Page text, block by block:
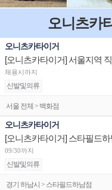
오니츠카
오니츠카타이거
[오니츠카타이거] 서울지역
채용시까지
신발및의류
서울 전체 > 백화점
오니츠카타이거
[오니츠카타이거] 스타필드
09/30까지
신발및의류
경기 하남시 > 스타필드하남점